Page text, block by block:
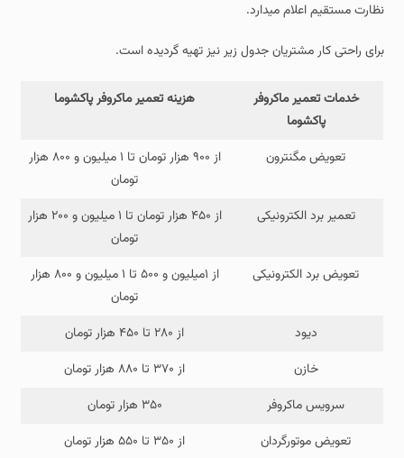
نظارت مستقیم اعلام میدارد.
برای راحتی کار مشتریان جدول زیر نیز تهیه گردیده است.
خدمات تعمیر ماکروفر
پاکشوما
هزینه تعمیر ماکروفر پاکشوما
تعویض مگنترون
از ۹۰۰ هزار تومان تا ۱ میلیون و ۸۰۰ هزار
تومان
تعمیر برد الکترونیکی
از ۴۵۰ هزار تومان تا ۱ میلیون و ۲۰۰ هزار
تومان
تعویض برد الکترونیکی
از ۱میلیون و ۵۰۰ تا ۱ میلیون و ۸۰۰ هزار
تومان
دیود
از ۲۸۰ تا ۴۵۰ هزار تومان
خازن
از ۳۷۰ تا ۸۸۰ هزار تومان
سرویس ماکروفر
۳۵۰ هزار تومان
تعویض موتورگردان
از ۳۵۰ تا ۵۵۰ هزار تومان